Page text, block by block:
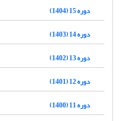
دوره 15 (1404)
دوره 14 (1403)
دوره 13 (1402)
دوره 12 (1401)
دوره 11 (1400)